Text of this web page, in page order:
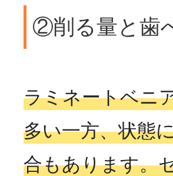
②削る量と歯
ラミネートベニ
多い一方、状態
合もあります。